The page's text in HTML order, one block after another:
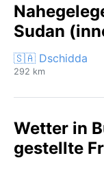
Sudan
🇸🇦 Dschidda
292 km
Wetter in
gestellte